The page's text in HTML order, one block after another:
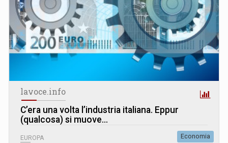
lavoce.info
C’era una volta l’industria italiana. Eppur
(qualcosa) si muove…
EUROPA Economia